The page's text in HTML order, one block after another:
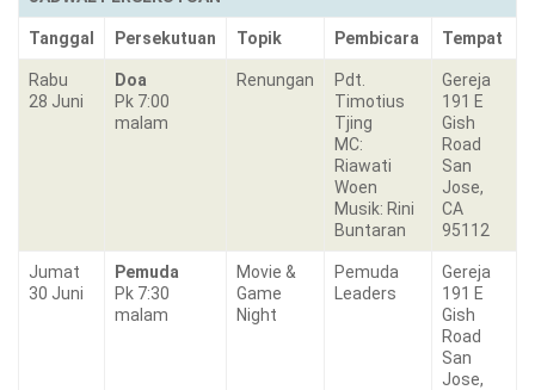
Tanggal Persekutuan Topik Pembicara Tempat
Rabu
28 Juni
Doa
Pk 7:00
malam
Renungan
Pdt.
Timotius
Tjing
MC:
Riawati
Woen
Musik: Rini
Buntaran
Gereja
191 E
Gish
Road
San
Jose,
CA
95112
Jumat
30 Juni
Pemuda
Pk 7:30
malam
Movie &
Game
Night
Pemuda
Leaders
Gereja
191 E
Gish
Road
San
Jose,